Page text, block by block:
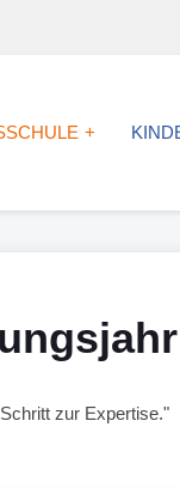
zur Expertise."